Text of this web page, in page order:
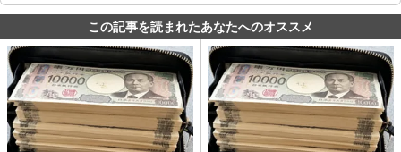
この記事を読まれたあなたへのオススメ